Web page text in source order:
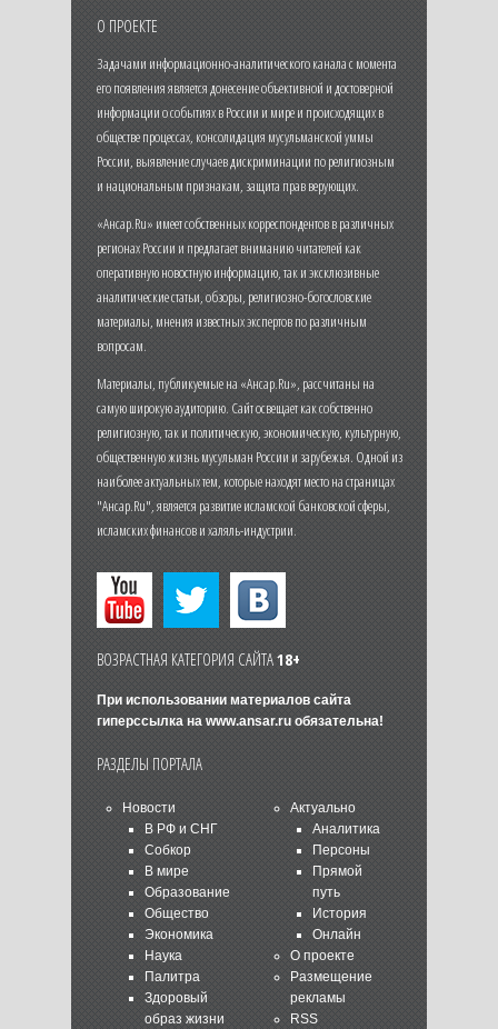
О ПРОЕКТЕ
Задачами информационно-аналитического канала с момента
его появления является донесение объективной и достоверной
информации о событиях в России и мире и происходящих в
обществе процессах, консолидация мусульманской уммы
России, выявление случаев дискриминации по религиозным
и национальным признакам, защита прав верующих.
«Ансар.Ru» имеет собственных корреспондентов в различных
регионах России и предлагает вниманию читателей как
оперативную новостную информацию, так и эксклюзивные
аналитические статьи, обзоры, религиозно-богословские
материалы, мнения известных экспертов по различным
вопросам.
Материалы, публикуемые на «Ансар.Ru», рассчитаны на
самую широкую аудиторию. Сайт освещает как собственно
религиозную, так и политическую, экономическую, культурную,
общественную жизнь мусульман России и зарубежья. Одной из
наиболее актуальных тем, которые находят место на страницах
"Ансар.Ru", является развитие исламской банковской сферы,
исламских финансов и халяль-индустрии.
ВОЗРАСТНАЯ КАТЕГОРИЯ САЙТА18+
При использовании материалов сайта
гиперссылка на www.ansar.ruобязательна!
РАЗДЕЛЫ ПОРТАЛА
Новости
В РФ и СНГ
Собкор
В мире
Образование
Общество
Экономика
Наука
Палитра
Здоровый
образ жизни
Актуально
Аналитика
Персоны
Прямой
путь
История
Онлайн
О проекте
Размещение
рекламы
RSS